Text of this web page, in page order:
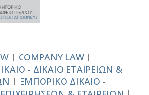
COMPANY LAW
- ΔΙΚΑΙΟ ΕΤΑΙΡΕΙΩΝ &
ΕΜΠΟΡΙΚΟ ΔΙΚΑΙΟ -